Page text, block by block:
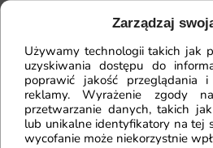
Zarządzaj
Używamy technologii takich jak
uzyskiwania dostępu do
poprawić jakość przeglądania
reklamy. Wyrażenie zgody
przetwarzanie danych, takich
lub unikalne identyfikatory na tej
wycofanie może niekorzystnie
Jak zamontować
przygotować ścianę?
Fototapeta ma inny kolor